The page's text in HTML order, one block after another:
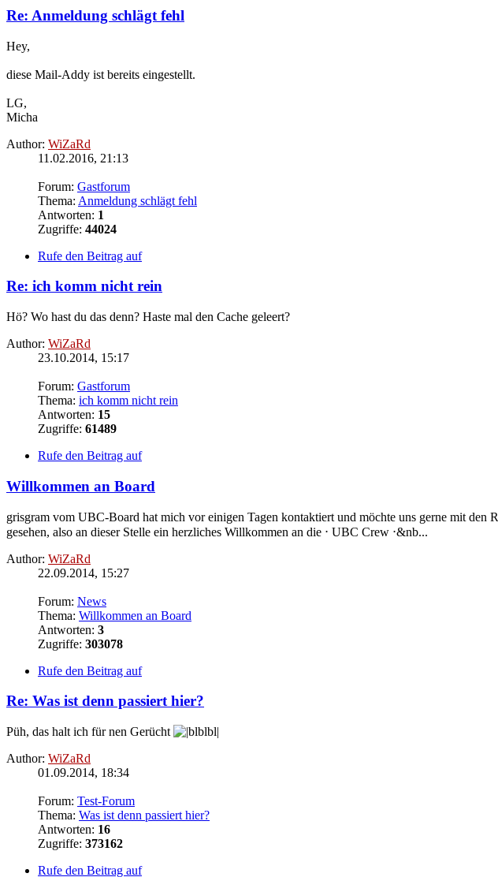
Re: Anmeldung schlägt fehl
Hey,
diese Mail-Addy ist bereits eingestellt.
LG,
Micha
Author: WiZaRd
11.02.2016, 21:13
Forum: Gastforum
Thema: Anmeldung schlägt fehl
Antworten: 1
Zugriffe: 44024
Rufe den Beitrag auf
Re: ich komm nicht rein
Hö? Wo hast du das denn? Haste mal den Cache geleert?
Author: WiZaRd
23.10.2014, 15:17
Forum: Gastforum
Thema: ich komm nicht rein
Antworten: 15
Zugriffe: 61489
Rufe den Beitrag auf
Willkommen an Board
grisgram vom UBC-Board hat mich vor einigen Tagen kontaktiert und möchte uns gerne mit den
gesehen, also an dieser Stelle ein herzliches Willkommen an die ⋅ UBC Crew ⋅&nb...
Author: WiZaRd
22.09.2014, 15:27
Forum: News
Thema: Willkommen an Board
Antworten: 3
Zugriffe: 303078
Rufe den Beitrag auf
Re: Was ist denn passiert hier?
Püh, das halt ich für nen Gerücht
Author: WiZaRd
01.09.2014, 18:34
Forum: Test-Forum
Thema: Was ist denn passiert hier?
Antworten: 16
Zugriffe: 373162
Rufe den Beitrag auf